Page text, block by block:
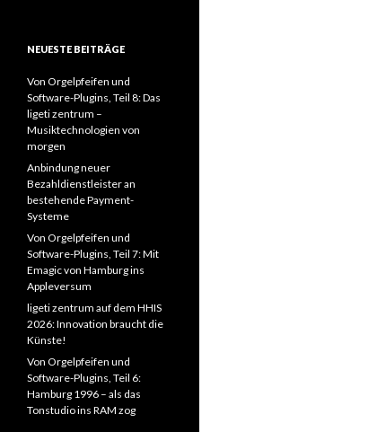
NEUESTE BEITRÄGE
Von Orgelpfeifen und
Software-Plugins, Teil 8: Das
ligeti zentrum –
Musiktechnologien von
morgen
Anbindung neuer
Bezahldienstleister an
bestehende Payment-
Systeme
Von Orgelpfeifen und
Software-Plugins, Teil 7: Mit
Emagic von Hamburg ins
Appleversum
ligeti zentrum auf dem HHIS
2026: Innovation braucht die
Künste!
Von Orgelpfeifen und
Software-Plugins, Teil 6:
Hamburg 1996 – als das
Tonstudio ins RAM zog